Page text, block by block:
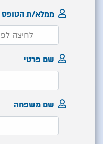
ממלא/ת הטופס
שם פרטי
שם משפחה